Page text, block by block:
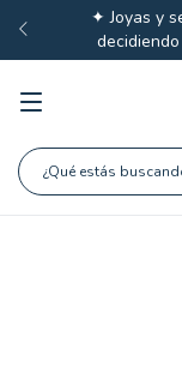
✦ Joyas y
decidiendo